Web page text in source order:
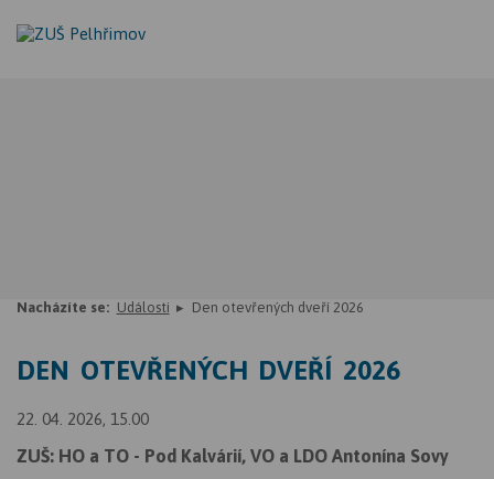
Nacházíte se: Události Den otevřených dveří 2026
DEN OTEVŘENÝCH DVEŘÍ 2026
22. 04. 2026, 15.00
ZUŠ: HO a TO - Pod Kalvárií, VO a LDO Antonína Sovy